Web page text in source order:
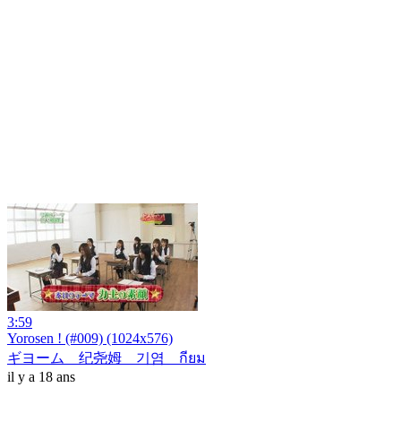
3:59
Yorosen ! (#009) (1024x576)
ギヨーム 纪尧姆 기염 กียม
il y a 18 ans